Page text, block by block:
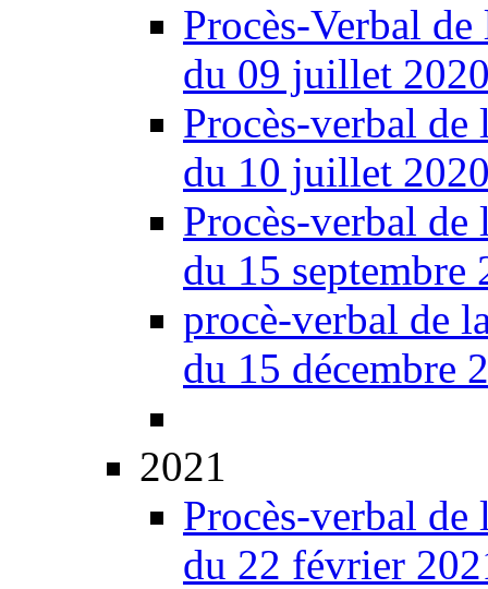
Procès-Verbal
du 09 juillet
Procès-verbal
du 10 juillet
Procès-verbal
du 15 septembre
procè-verbal de
du 15 décembre
2021
Procès-verbal
du 22 février